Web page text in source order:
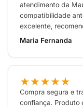
Pilhas AA para
” Capture e
capturas de tela,
atendimento da
compatibilidade
excelente,
Maria Fernanda
★★★★★
Compra segura e
confiança. Produto